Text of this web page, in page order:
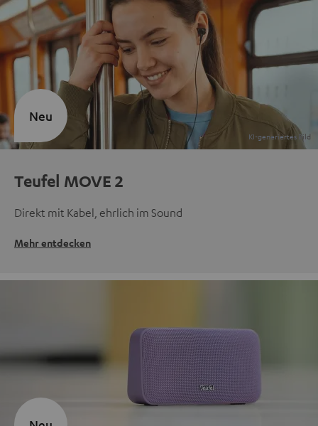
Teufel MOVE 2
Direkt mit Kabel, ehrlich im Sound
Mehr entdecken
Neu